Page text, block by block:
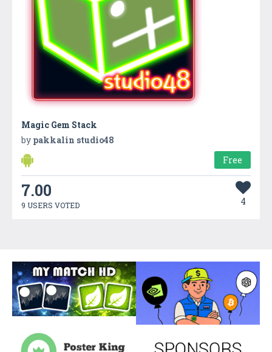
Magic Gem Stack
by pakkalin studio48
Free
7.00
9 USERS VOTED 4